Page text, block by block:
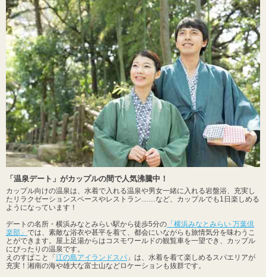
「温泉デート」がカップルの間で人気沸騰中！
カップル向けの温泉は、水着で入れる温泉や男女一緒に入れる岩盤浴、充実し
たリラクゼーションスペースやレストラン……など、カップルでも1日楽しめる
ようになっています！
デートの名所・横浜みなとみらい駅から徒歩5分の 「横浜みなとみらい 万葉倶
楽部」 では、素敵な浴衣や甚平を着て、都会にいながらも旅情気分を味わうこ
とができます。屋上足湯からはコスモワールドの観覧車を一望でき、カップル
にぴったりの温泉です。
えのすぱこと「 江の島アイランドスパ 」は、水着を着て楽しめるスパエリアが
充実！湘南の海や雄大な富士山などロケーションも抜群です。